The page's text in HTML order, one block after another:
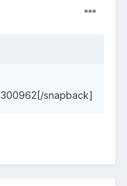
300962[/snapback]